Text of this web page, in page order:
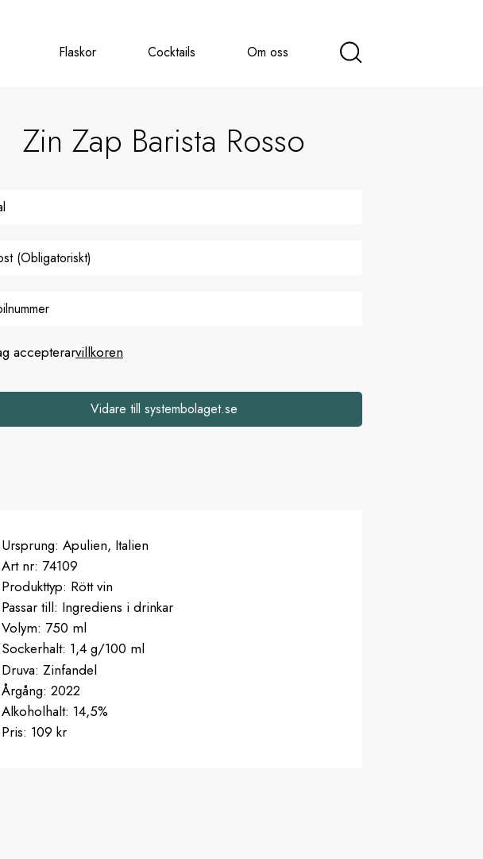
Flaskor Cocktails Om oss
Zin Zap Barista Rosso
accepterarvillkoren
Vidare till systembolaget.se
Ursprung: Apulien, Italien
Art nr: 74109
Produkttyp: Rött vin
Passar till: Ingrediens i drinkar
Volym: 750 ml
Sockerhalt: 1,4 g/100 ml
Druva: Zinfandel
Årgång: 2022
Alkoholhalt: 14,5%
Pris: 109 kr